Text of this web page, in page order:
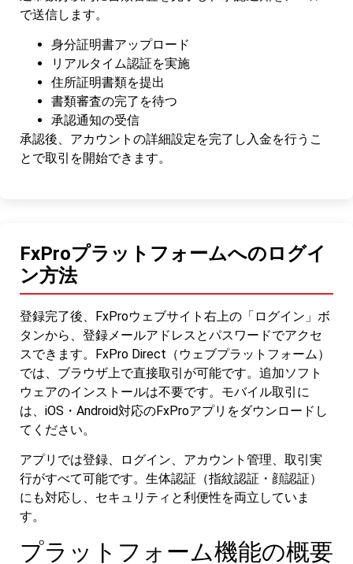
で送信します。
身分証明書アップロード
リアルタイム認証を実施
住所証明書類を提出
書類審査の完了を待つ
承認通知の受信
承認後、アカウントの詳細設定を完了し入金を行うこ
とで取引を開始できます。
FxProプラットフォームへのログイ
ン方法
登録完了後、FxProウェブサイト右上の「ログイン」ボ
タンから、登録メールアドレスとパスワードでアクセ
スできます。FxPro Direct（ウェブプラットフォーム）
では、ブラウザ上で直接取引が可能です。追加ソフト
ウェアのインストールは不要です。モバイル取引に
は、iOS・Android対応のFxProアプリをダウンロードし
てください。
アプリでは登録、ログイン、アカウント管理、取引実
行がすべて可能です。生体認証（指紋認証・顔認証）
にも対応し、セキュリティと利便性を両立していま
す。
プラットフォーム機能の概要